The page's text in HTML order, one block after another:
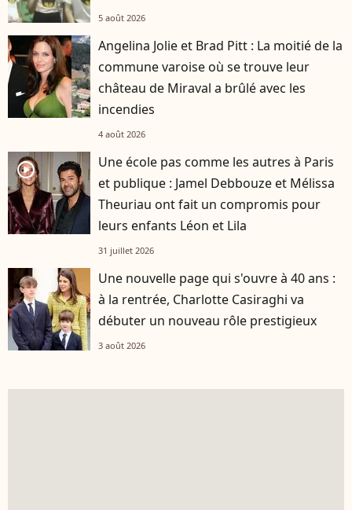
5 août 2026
Angelina Jolie et Brad Pitt : La moitié de la
commune varoise où se trouve leur
château de Miraval a brûlé avec les
incendies
4 août 2026
player2
Une école pas comme les autres à Paris
et publique : Jamel Debbouze et Mélissa
Theuriau ont fait un compromis pour
leurs enfants Léon et Lila
31 juillet 2026
Une nouvelle page qui s'ouvre à 40 ans :
à la rentrée, Charlotte Casiraghi va
débuter un nouveau rôle prestigieux
3 août 2026